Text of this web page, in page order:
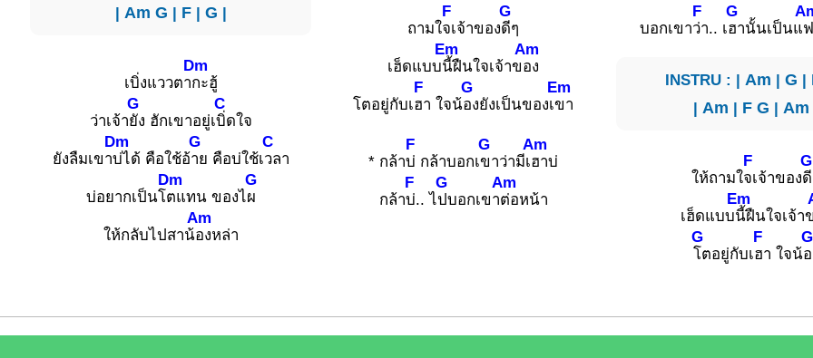
| Am G | F| G |
เบิ่งแววตา
Dm
กะฮู้
ว่าเจ้า
G
ยัง ฮักเขาอยู่เ
C
บิ่ดใจ
ยังลืมเขา
Dm
บ่ได้ คือใช้อ้
G
าย คือบ่ใช้เ
C
วลา
บ่อยากเป็นโ
Dm
ตแทน ของไ
G
ผ
ให้กลับไปสาน้
Am
องหล่า
ถามใ
F
จเจ้าของ
G
ดีๆ
เฮ็ดแบบ
Em
นี้ฝืนใจเจ้าข
Am
อง
โตอยู่กับเ
F
ฮา ใจน้
G
องยังเป็นของเ
Em
ขา
* กล้า
F
บ่ กล้าบอกเ
G
ขาว่ามีเ
Am
ฮาบ่
กล้า
F
บ่.. ไ
G
ปบอกเขา
Am
ต่อหน้า
บอกเขา
F
ว่า.. เ
G
ฮานั้นเป็นแ
INSTRU : | Am | G |
| Am | F G | Am
ให้ถามใ
F
จเจ้าของ
G
เฮ็ดแบบ
Em
นี้ฝืนใจเจ้า
G
โตอยู่กับเ
F
ฮา ใจน้
G